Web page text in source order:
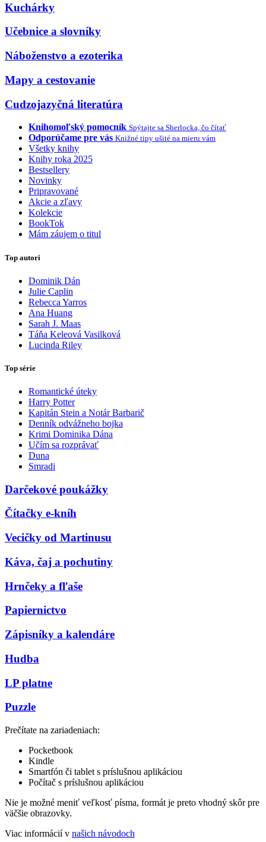
Kuchárky
Učebnice a slovníky
Náboženstvo a ezoterika
Mapy a cestovanie
Cudzojazyčná literatúra
Knihomoľský pomocník Spýtajte sa Sherlocka, čo čítať
Odporúčame pre vás Knižné tipy ušité na mieru vám
Všetky knihy
Knihy roka 2025
Bestsellery
Novinky
Pripravované
Akcie a zľavy
Kolekcie
BookTok
Mám záujem o titul
Top autori
Dominik Dán
Julie Caplin
Rebecca Yarros
Ana Huang
Sarah J. Maas
Táňa Keleová Vasilková
Lucinda Riley
Top série
Romantické úteky
Harry Potter
Kapitán Stein a Notár Barbarič
Denník odvážneho bojka
Krimi Dominika Dána
Učím sa rozprávať
Duna
Smradi
Darčekové poukážky
Čítačky e-kníh
Vecičky od Martinusu
Káva, čaj a pochutiny
Hrnčeky a fľaše
Papiernictvo
Zápisníky a kalendáre
Hudba
LP platne
Puzzle
Prečítate na zariadeniach:
Pocketbook
Kindle
Smartfón či tablet s príslušnou aplikáciou
Počítač s príslušnou aplikáciou
Nie je možné meniť veľkosť písma, formát je preto vhodný skôr pre
väčšie obrazovky.
Viac informácií v našich návodoch